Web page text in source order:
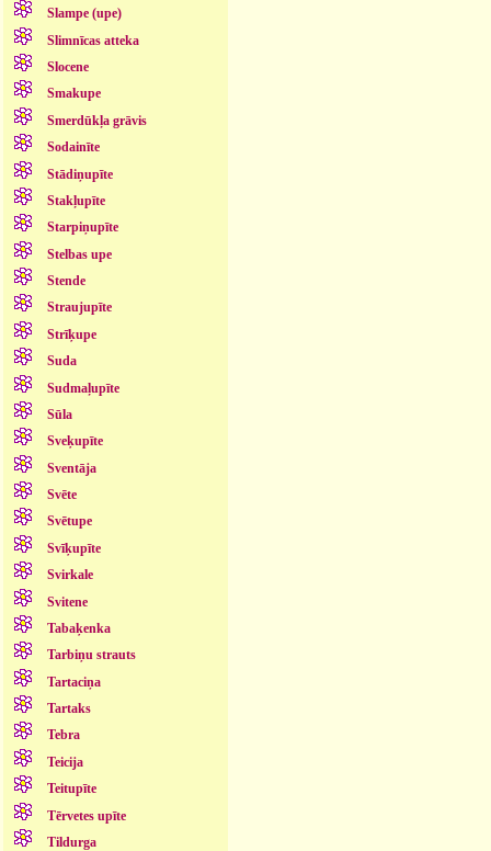
Slampe (upe)
Slimnīcas atteka
Slocene
Smakupe
Smerdūkļa grāvis
Sodainīte
Stādiņupīte
Stakļupīte
Starpiņupīte
Stelbas upe
Stende
Straujupīte
Strīķupe
Suda
Sudmaļupīte
Sūla
Sveķupīte
Sventāja
Svēte
Svētupe
Svīķupīte
Svirkale
Svitene
Tabaķenka
Tarbiņu strauts
Tartaciņa
Tartaks
Tebra
Teicija
Teitupīte
Tērvetes upīte
Tildurga